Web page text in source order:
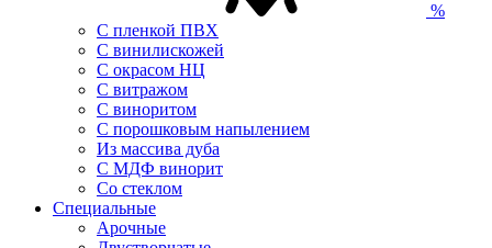
%
С пленкой ПВХ
С винилискожей
С окрасом НЦ
С витражом
С виноритом
С порошковым напылением
Из массива дуба
С МДФ винорит
Со стеклом
Специальные
Арочные